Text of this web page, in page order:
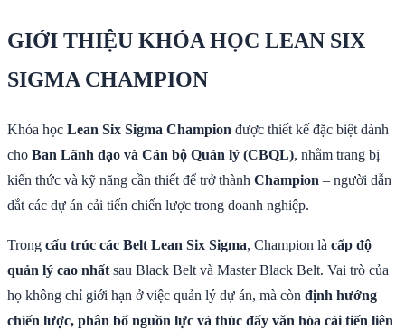
GIỚI THIỆU KHÓA HỌC LEAN SIX
SIGMA CHAMPION
Khóa học Lean Six Sigma Champion được thiết kế đặc biệt dành
cho Ban Lãnh đạo và Cán bộ Quản lý (CBQL), nhằm trang bị
kiến thức và kỹ năng cần thiết để trở thành Champion – người dẫn
dắt các dự án cải tiến chiến lược trong doanh nghiệp.
Trong cấu trúc các Belt Lean Six Sigma, Champion là cấp độ
quản lý cao nhất sau Black Belt và Master Black Belt. Vai trò của
họ không chỉ giới hạn ở việc quản lý dự án, mà còn định hướng
chiến lược, phân bổ nguồn lực và thúc đẩy văn hóa cải tiến liên